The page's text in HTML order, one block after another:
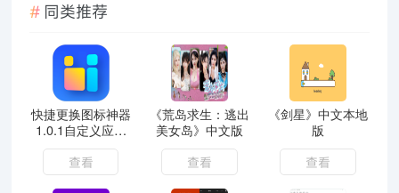
同类推荐
快捷更换图标神器
1.0.1自定义应用
图标海量壁纸主题
高级版
查看
《荒岛求生：逃出
美女岛》中文版
查看
《剑星》中文本地
版
查看